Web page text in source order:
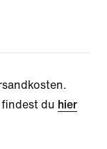
du hier